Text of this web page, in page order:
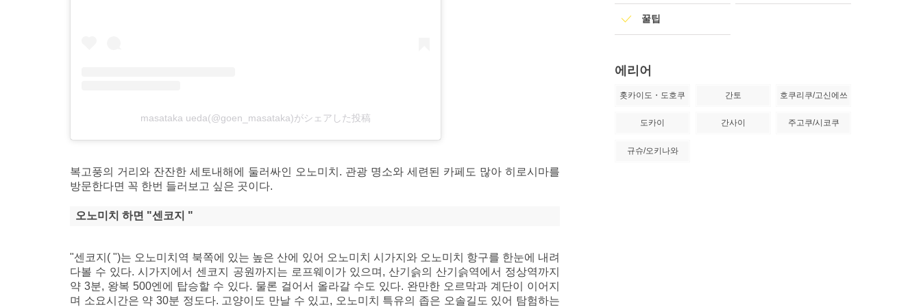
masataka ueda(@goen_masataka)がシェアした投稿
복고풍의 거리와 잔잔한 세토내해에 둘러싸인 오노미치. 관광 명소와 세련된 카페도 많아 히로시마를
방문한다면 꼭 한번 들러보고 싶은 곳이다.
오노미치 하면 "센코지 "
"센코지( ")는 오노미치역 북쪽에 있는 높은 산에 있어 오노미치 시가지와 오노미치 항구를 한눈에 내려
다볼 수 있다. 시가지에서 센코지 공원까지는 로프웨이가 있으며, 산기슭의 산기슭역에서 정상역까지
약 3분, 왕복 500엔에 탑승할 수 있다. 물론 걸어서 올라갈 수도 있다. 완만한 오르막과 계단이 이어지
며 소요시간은 약 30분 정도다. 고양이도 만날 수 있고, 오노미치 특유의 좁은 오솔길도 있어 탐험하는
꿀팁
에리어
홋카이도・도호쿠 간토 호쿠리쿠/고신에쓰
도카이 간사이 주고쿠/시코쿠
규슈/오키나와